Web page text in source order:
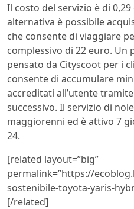
Il costo del servizio è di
alternativa è possibile
che consente di viaggiare
complessivo di 22 euro.
pensato da Cityscoot per i
consente di accumulare
accreditati all’utente
successivo. Il servizio di
maggiorenni ed è attivo 7
24.
[related layout=”big”
permalink=”https://
sostenibile-toyota-yaris-
[/related]